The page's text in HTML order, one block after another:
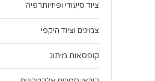
ציוד סיעודי ופיזיותרפיה
צמיגים וציוד היקפי
קופסאות מיתוג